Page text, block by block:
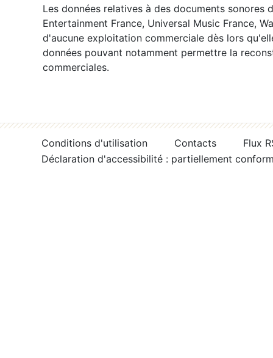
Les données relatives à des documents sonores
Entertainment France, Universal Music France,
d'aucune exploitation commerciale dès lors
données pouvant notamment permettre la
commerciales.
Conditions d'utilisation Contacts
Flux
Déclaration d'accessibilité : partiellement